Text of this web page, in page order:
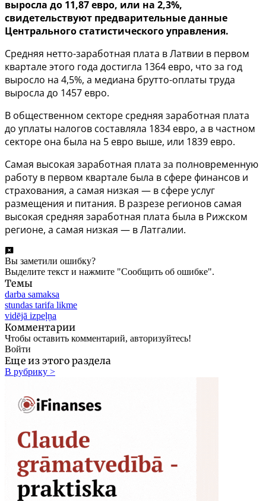
выросла до 11,87 евро, или на 2,3%,
свидетельствуют предварительные данные
Центрального статистического управления.
Средняя нетто-заработная плата в Латвии в первом
квартале этого года достигла 1364 евро, что за год
выросло на 4,5%, а медиана брутто-оплаты труда
выросла до 1457 евро.
В общественном секторе средняя заработная плата
до уплаты налогов составляла 1834 евро, а в частном
секторе она была на 5 евро выше, или 1839 евро.
Самая высокая заработная плата за полновременную
работу в первом квартале была в сфере финансов и
страхования, а самая низкая — в сфере услуг
размещения и питания. В разрезе регионов самая
высокая средняя заработная плата была в Рижском
регионе, а самая низкая — в Латгалии.
Вы заметили ошибку?
Выделите текст и нажмите "Сообщить об ошибке".
Темы
darba samaksa
stundas tarifa likme
vidējā izpeļņa
Комментарии
Чтобы оставить комментарий, авторизуйтесь!
Войти
Еще из этого раздела
В рубрику >